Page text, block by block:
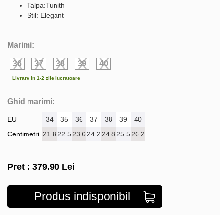
Talpa:Tunith
Stil: Elegant
Marimi:
36 37 38 39 40
Livrare in 1-2 zile lucratoare
Ghid marimi:
EU
Centimetri
34 35 36 37 38 39
40
21.8 22.523.6 24.2 24.8 25.526.2
Pret : 379.90 Lei
Produs indisponibil